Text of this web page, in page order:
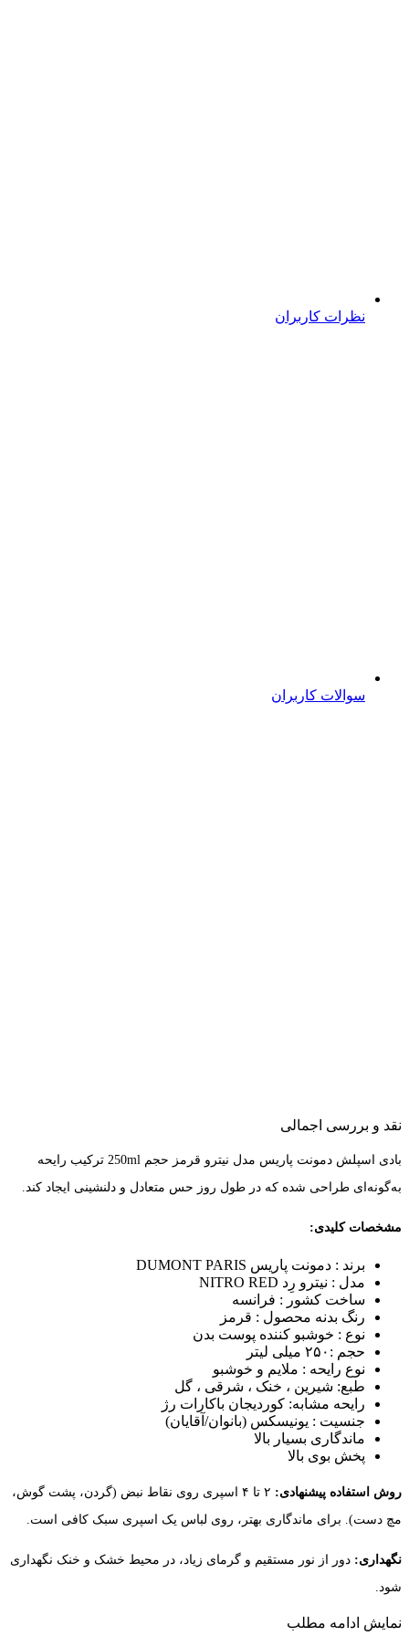
نظرات کاربران
سوالات کاربران
نقد و بررسی اجمالی
بادی اسپلش دمونت پاریس مدل نیترو قرمز حجم 250ml ترکیب رایحه
به‌گونه‌ای طراحی شده که در طول روز حس متعادل و دلنشینی ایجاد کند.
مشخصات کلیدی:
برند : دمونت پاریس DUMONT PARIS
مدل : نیترو رِد NITRO RED
ساخت کشور : فرانسه
رنگ بدنه محصول : قرمز
نوع : خوشبو کننده پوست بدن
حجم :۲۵۰ میلی لیتر
نوع رایحه : ملایم و خوشبو
طبع: شیرین ، خنک ، شرقی ، گل
رایحه مشابه: کوردیجان باکارات رژ
جنسیت : یونیسکس (بانوان/آقایان)
ماندگاری بسیار بالا
پخش بوی بالا
روش استفاده پیشنهادی:
۲ تا ۴ اسپری روی نقاط نبض (گردن، پشت گوش،
مچ دست). برای ماندگاری بهتر، روی لباس یک اسپری سبک کافی است.
نگهداری: دور از نور مستقیم و گرمای زیاد، در محیط خشک و خنک نگهداری
شود.
نمایش ادامه مطلب